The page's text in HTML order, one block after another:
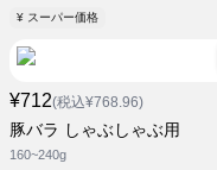
¥ スーパー価格
¥712(税込¥768.96)
豚バラ しゃぶしゃぶ用
160~240g